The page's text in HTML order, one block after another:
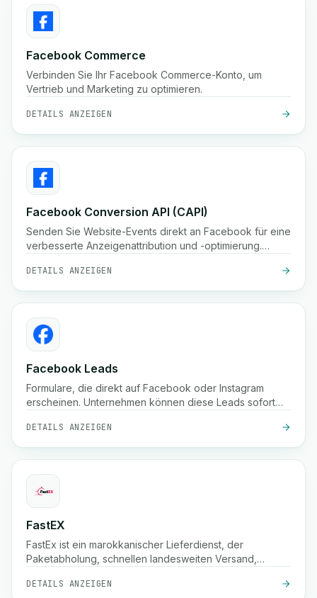
Facebook Commerce
Verbinden Sie Ihr Facebook Commerce-Konto, um
Vertrieb und Marketing zu optimieren.
DETAILS ANZEIGEN
Facebook Conversion API (CAPI)
Senden Sie Website-Events direkt an Facebook für eine
verbesserte Anzeigenattribution und -optimierung.
Conversion API.
DETAILS ANZEIGEN
Facebook Leads
Formulare, die direkt auf Facebook oder Instagram
erscheinen. Unternehmen können diese Leads sofort
DETAILS ANZEIGEN
FastEX
FastEx ist ein marokkanischer Lieferdienst, der
Paketabholung, schnellen landesweiten Versand,
Online-Shops anbietet.
DETAILS ANZEIGEN